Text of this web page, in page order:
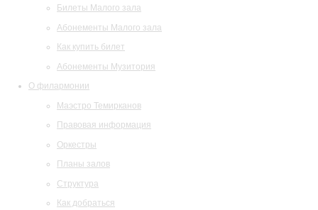
Билеты Малого зала
Абонементы Малого зала
Как купить билет
Абонементы Музитория
О филармонии
Маэстро Темирканов
Правовая информация
Оркестры
Планы залов
Структура
Как добраться